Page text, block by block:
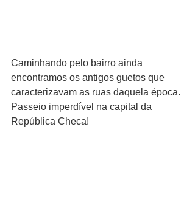
Caminhando pelo bairro ainda
encontramos os antigos guetos que
caracterizavam as ruas daquela época.
Passeio imperdível na capital da
República Checa!